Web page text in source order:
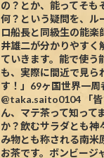
の？とか、能ってそも
何？という疑問を、ル
ロ船長と同級生の能楽
井雄二が分かりやすく
ていきます。能で使う
も、実際に間近で見ら
す！」69ヶ国世界一周
@taka.saito0104 「皆
ん、マテ茶って知って
か？飲むサラダとも神
み物とも称される南米
お茶です。ボンビージ